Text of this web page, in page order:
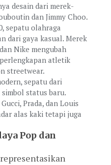
desain dari merek-
dan Jimmy Choo.
sepatu olahraga
dari gaya kasual. Merek
Nike mengubah
atletik
streetwear.
sepatu dari
status baru.
Prada, dan Louis
alas kaki tetapi juga
Pop dan